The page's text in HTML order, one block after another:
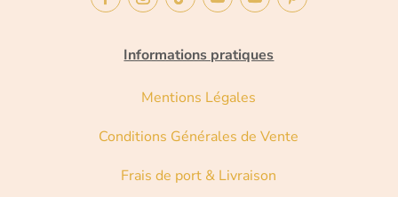
Informations pratiques
Mentions Légales
Conditions Générales de Vente
Frais de port & Livraison